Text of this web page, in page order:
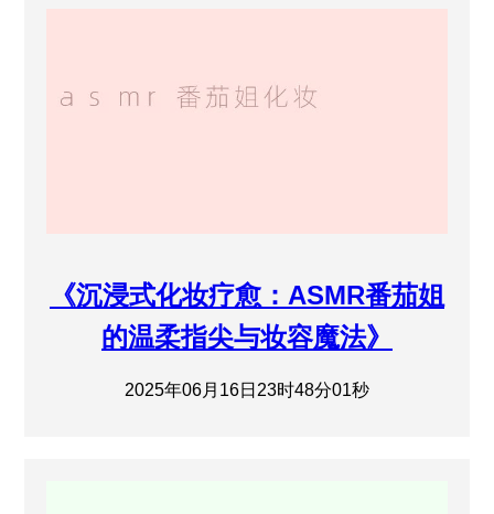
《沉浸式化妆疗愈：ASMR番茄姐
的温柔指尖与妆容魔法》
2025年06月16日23时48分01秒